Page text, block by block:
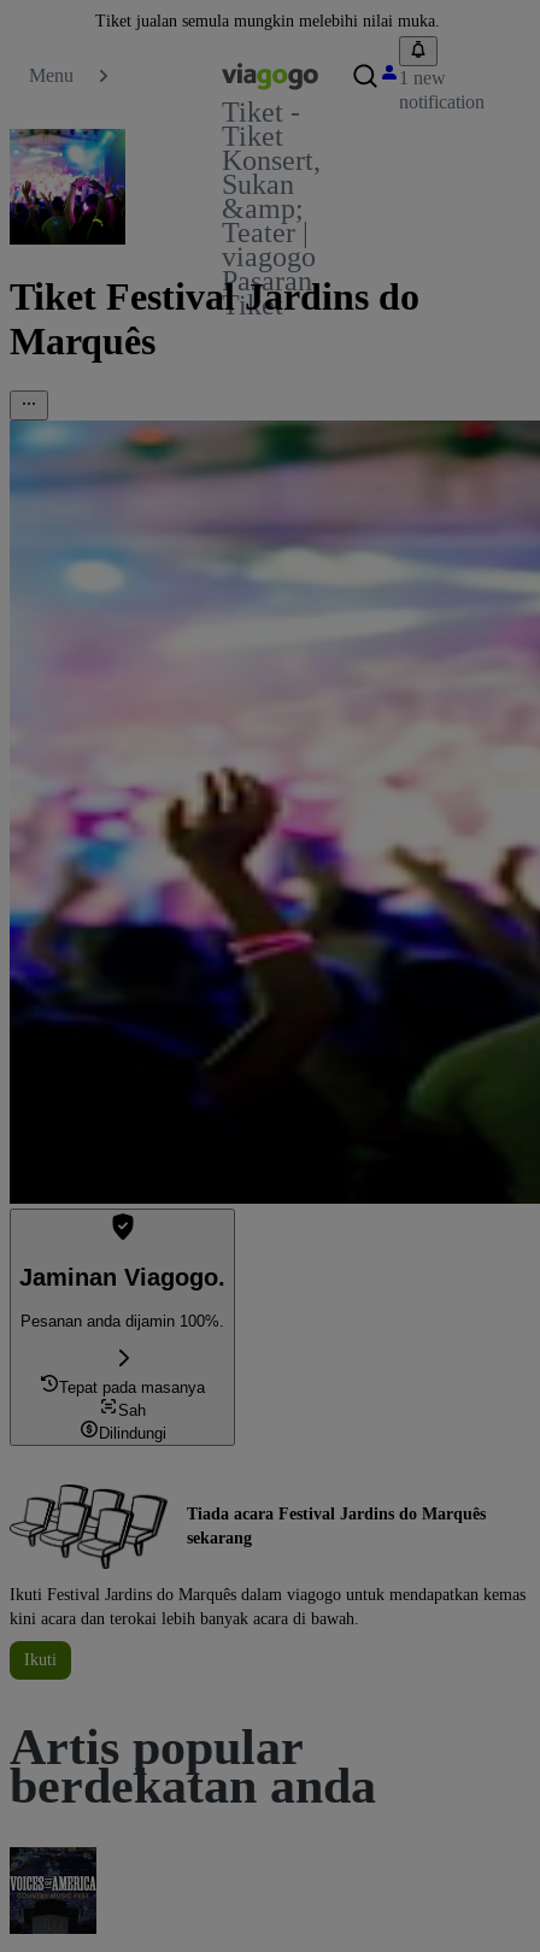
Tiket jualan semula mungkin melebihi nilai muka.
Menu
Tiket -
Tiket
Konsert,
Sukan
&amp;
Teater |
viagogo
Pasaran
Tiket
1 new
notification
Tiket Festival Jardins do
Marquês
Jaminan Viagogo.
Pesanan anda dijamin 100%.
Tepat pada masanya
Sah
Dilindungi
Tiada acara Festival Jardins do Marquês
sekarang
Ikuti Festival Jardins do Marquês dalam viagogo untuk mendapatkan kemas
kini acara dan terokai lebih banyak acara di bawah.
Ikuti
Artis popular
berdekatan anda